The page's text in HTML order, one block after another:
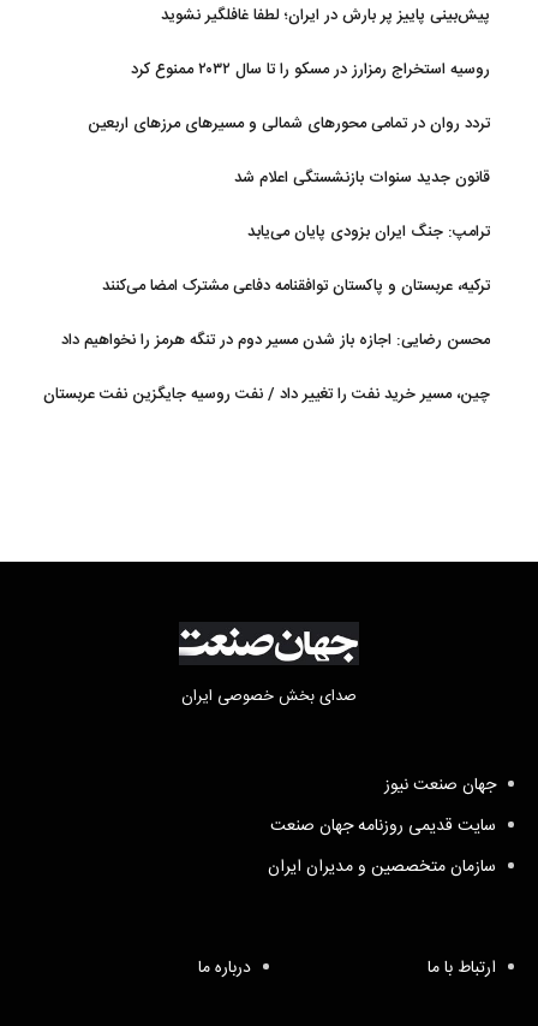
پیش‌بینی پاییز پر بارش در ایران؛ لطفا غافلگیر نشوید
روسیه استخراج رمزارز در مسکو را تا سال ۲۰۳۲ ممنوع کرد
تردد روان در تمامی محورهای شمالی و مسیرهای مرزهای اربعین
قانون جدید سنوات بازنشستگی اعلام شد
ترامپ: جنگ ایران بزودی پایان می‌یابد
ترکیه، عربستان و پاکستان توافقنامه دفاعی مشترک امضا می‌کنند
محسن رضایی: اجازه باز شدن مسیر دوم در تنگه هرمز را نخواهیم داد
چین، مسیر خرید نفت را تغییر داد / نفت روسیه جایگزین نفت عربستان
صدای بخش خصوصی ایران
جهان صنعت نیوز
سایت قدیمی روزنامه جهان صنعت
سازمان متخصصین و مدیران ایران
ارتباط با ما درباره ما